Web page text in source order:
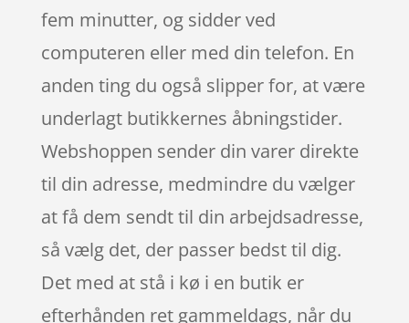
fem minutter, og sidder ved
computeren eller med din telefon. En
anden ting du også slipper for, at være
underlagt butikkernes åbningstider.
Webshoppen sender din varer direkte
til din adresse, medmindre du vælger
at få dem sendt til din arbejdsadresse,
så vælg det, der passer bedst til dig.
Det med at stå i kø i en butik er
efterhånden ret gammeldags, når du